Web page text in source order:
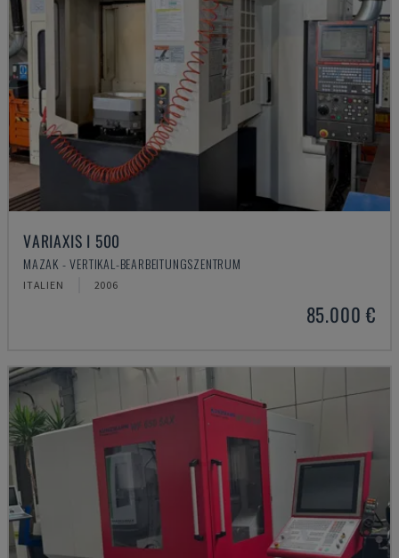
VARIAXIS I 500
MAZAK - VERTIKAL-BEARBEITUNGSZENTRUM
ITALIEN 2006
85.000 €